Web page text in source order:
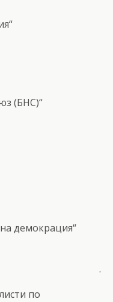
(БНС)“
демокрация“
.
по